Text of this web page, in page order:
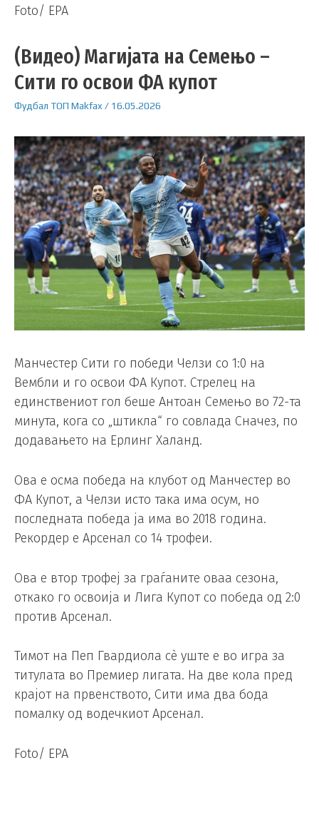
Foto/ EPA
(Видео) Магијата на Семењо –
Сити го освои ФА купот
Фудбал ТОП Makfax/ 16.05.2026
Манчестер Сити го победи Челзи со 1:0 на
Вембли и го освои ФА Купот. Стрелец на
единствениот гол беше Антоан Семењо во 72-та
минута, кога со „штикла“ го совлада Сначез, по
додавањето на Ерлинг Халанд.
Ова е осма победа на клубот од Манчестер во
ФА Купот, а Челзи исто така има осум, но
последната победа ја има во 2018 година.
Рекордер е Арсенал со 14 трофеи.
Ова е втор трофеј за граѓаните оваа сезона,
откако го освоија и Лига Купот со победа од 2:0
против Арсенал.
Тимот на Пеп Гвардиола сè уште е во игра за
титулата во Премиер лигата. На две кола пред
крајот на првенството, Сити има два бода
помалку од водечкиот Арсенал.
Foto/ EPA